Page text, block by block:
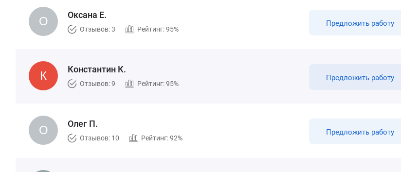
Оксана Е.
Отзывов: 3 Рейтинг: 95%
Предложить работу
Константин К.
Отзывов: 9 Рейтинг: 95%
Предложить работу
Олег П.
Отзывов: 10 Рейтинг: 92%
Предложить работу